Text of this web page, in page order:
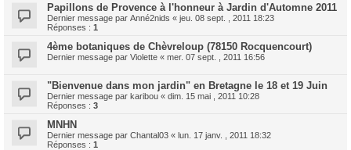
Papillons de Provence à l'honneur à Jardin d'Automne 2011
Dernier message par Anné2nids « jeu. 08 sept. , 2011 18:23
Réponses : 1
4ème botaniques de Chèvreloup (78150 Rocquencourt)
Dernier message par Violette « mer. 07 sept. , 2011 16:56
"Bienvenue dans mon jardin" en Bretagne le 18 et 19 Juin
Dernier message par karibou « dim. 15 mai , 2011 10:28
Réponses : 3
MNHN
Dernier message par Chantal03 « lun. 17 janv. , 2011 18:32
Réponses : 1